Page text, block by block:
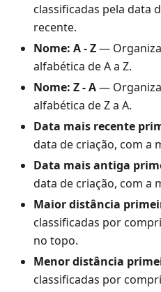
classificadas pela data
recente.
Nome: A - Z—
alfabética de A a Z.
Nome: Z - A—
alfabética de Z a A.
Data mais recente
data de criação, com a
Data mais antiga
data de criação, com a
Maior distância
classificadas por
no topo.
Menor distância
classificadas por